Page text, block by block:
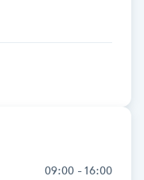
09:00 - 16:00